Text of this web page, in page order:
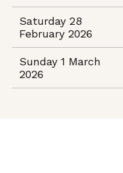
Saturday 28
February 2026
Sunday 1 March
2026